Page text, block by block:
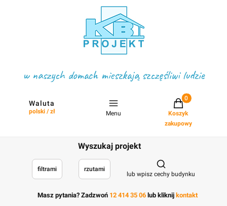
w naszych domach mieszkają szczęśliwi ludzie
Waluta
polski / zł Menu
Projekty w
Koszyk
zakupowy
Wyszukaj projekt
filtrami rzutami
Otwórz
lub wpisz cechy budynku
Masz pytania? Zadzwoń 12 414 35 06 lub kliknij kontakt